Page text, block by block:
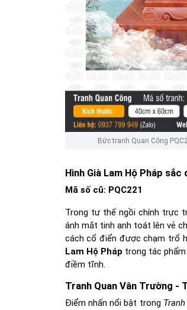
Bức tranh Quan Công
Hình Già Lam Hộ Pháp sắc
Mã số cũ: PQC221
Trong tư thế ngồi chính trực
ánh mắt tinh anh toát lên vẻ
cách cổ điển được chạm trổ
Lam Hộ Pháp trong tác
điềm tĩnh.
Tranh Quan Vân Trường -
Điểm nhấn nổi bật trong